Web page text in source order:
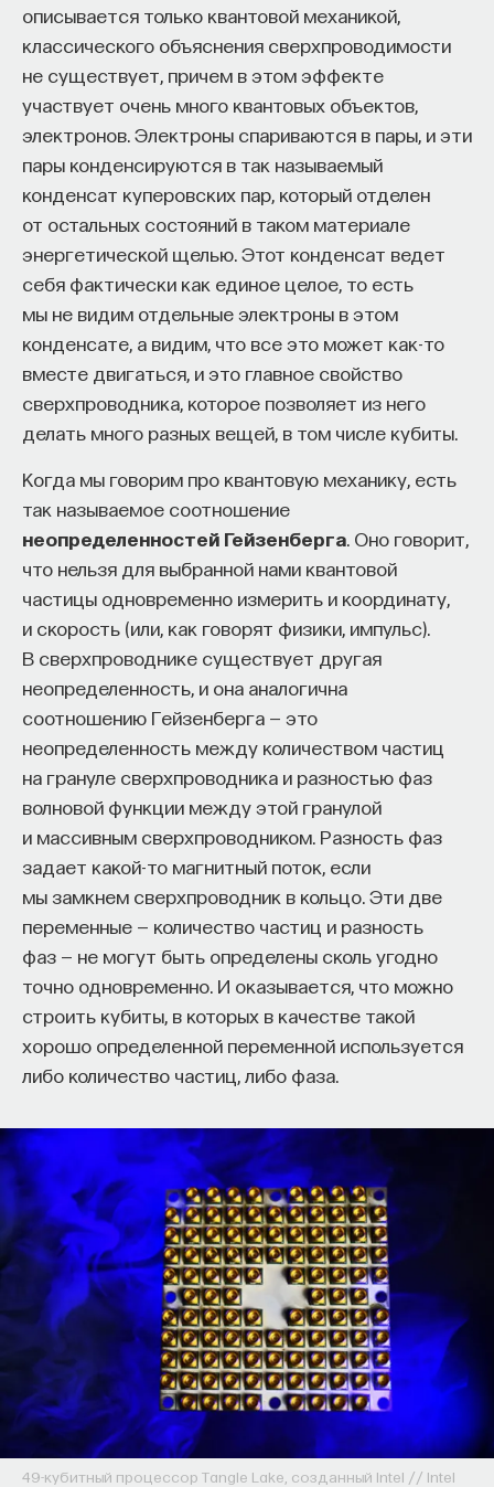
описывается только квантовой механикой,
классического объяснения сверхпроводимости
не существует, причем в этом эффекте
участвует очень много квантовых объектов,
электронов. Электроны спариваются в пары, и эти
пары конденсируются в так называемый
конденсат куперовских пар, который отделен
от остальных состояний в таком материале
энергетической щелью. Этот конденсат ведет
себя фактически как единое целое, то есть
мы не видим отдельные электроны в этом
конденсате, а видим, что все это может как-то
вместе двигаться, и это главное свойство
сверхпроводника, которое позволяет из него
делать много разных вещей, в том числе кубиты.
Когда мы говорим про квантовую механику, есть
так называемое соотношение
неопределенностей Гейзенберга . Оно говорит,
что нельзя для выбранной нами квантовой
частицы одновременно измерить и координату,
и скорость (или, как говорят физики, импульс).
В сверхпроводнике существует другая
неопределенность, и она аналогична
соотношению Гейзенберга — это
неопределенность между количеством частиц
на грануле сверхпроводника и разностью фаз
волновой функции между этой гранулой
и массивным сверхпроводником. Разность фаз
задает какой-то магнитный поток, если
мы замкнем сверхпроводник в кольцо. Эти две
переменные — количество частиц и разность
фаз — не могут быть определены сколь угодно
точно одновременно. И оказывается, что можно
строить кубиты, в которых в качестве такой
хорошо определенной переменной используется
либо количество частиц, либо фаза.
49-кубитный процессор Tangle Lake, созданный Intel // Intel